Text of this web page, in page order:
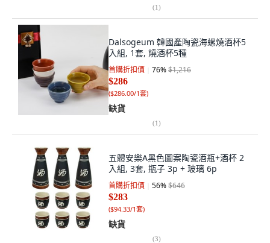
(1)
Dalsogeum 韓國產陶瓷海螺燒酒杯5
入組, 1套, 燒酒杯5種
首購折扣價 76%$1,216
$286
($286.00/1套)
缺貨
(1)
五體安樂A黑色圖案陶瓷酒瓶+酒杯 2
入組, 3套, 瓶子 3p + 玻璃 6p
首購折扣價 56%$646
$283
($94.33/1套)
缺貨
(3)